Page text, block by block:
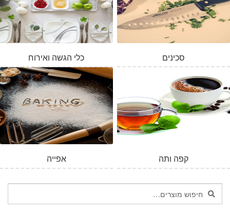
כלי הגשה ואירוח סכינים
אפייה קפה ותה
חיפוש
עבור:
חיפוש